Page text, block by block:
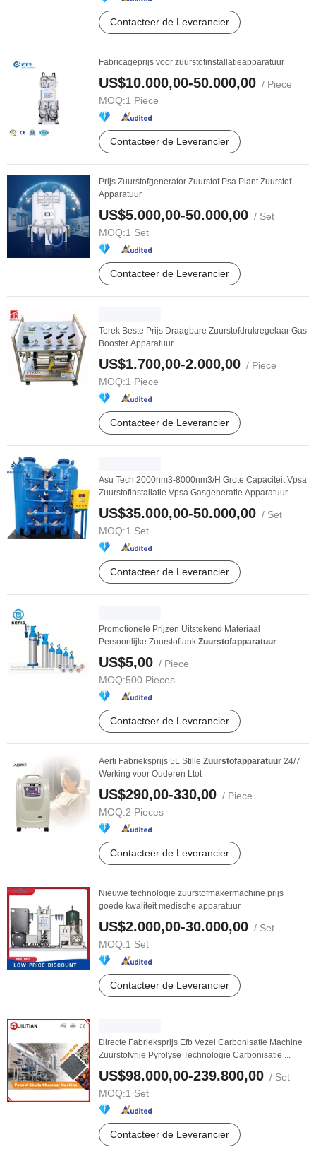
Contacteer de Leverancier
Fabricageprijs voor zuurstofinstallatieapparatuur
US$10.000,00-50.000,00 / Piece
MOQ:1 Piece
Contacteer de Leverancier
Prijs Zuurstofgenerator Zuurstof Psa Plant Zuurstof
Apparatuur
US$5.000,00-50.000,00 / Set
MOQ:1 Set
Contacteer de Leverancier
Terek Beste Prijs Draagbare Zuurstofdrukregelaar Gas
Booster Apparatuur
US$1.700,00-2.000,00 / Piece
MOQ:1 Piece
Contacteer de Leverancier
Asu Tech 2000nm3-8000nm3/H Grote Capaciteit Vpsa
Zuurstofinstallatie Vpsa Gasgeneratie Apparatuur ...
US$35.000,00-50.000,00 / Set
MOQ:1 Set
Contacteer de Leverancier
Promotionele Prijzen Uitstekend Materiaal
Persoonlijke Zuurstoftank Zuurstofapparatuur
US$5,00 / Piece
MOQ:500 Pieces
Contacteer de Leverancier
Aerti Fabrieksprijs 5L Stille Zuurstofapparatuur 24/7
Werking voor Ouderen Ltot
US$290,00-330,00 / Piece
MOQ:2 Pieces
Contacteer de Leverancier
Nieuwe technologie zuurstofmakermachine prijs
goede kwaliteit medische apparatuur
US$2.000,00-30.000,00 / Set
MOQ:1 Set
Contacteer de Leverancier
Directe Fabrieksprijs Efb Vezel Carbonisatie Machine
Zuurstofvrije Pyrolyse Technologie Carbonisatie ...
US$98.000,00-239.800,00 / Set
MOQ:1 Set
Contacteer de Leverancier